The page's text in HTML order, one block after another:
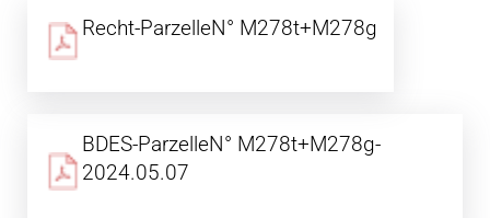
Recht-ParzelleN° M278t+M278g
BDES-ParzelleN° M278t+M278g-
2024.05.07